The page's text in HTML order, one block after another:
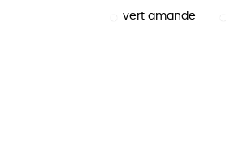
vert amande